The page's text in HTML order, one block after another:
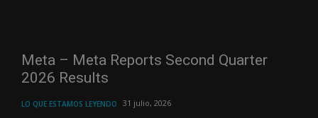
Meta – Meta Reports Second Quarter
2026 Results
LO QUE ESTAMOS LEYENDO 31 julio, 2026